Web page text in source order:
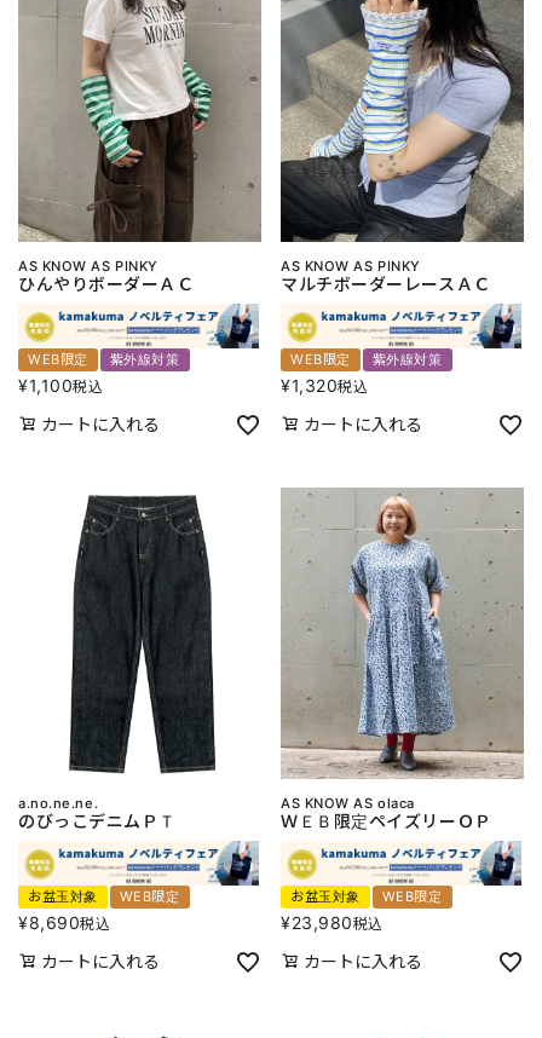
AS KNOW AS PINKY
ひんやりボーダーＡＣ
WEB限定 紫外線対策
¥1,100税込
カートに入れる
AS KNOW AS PINKY
マルチボーダーレースＡＣ
WEB限定 紫外線対策
¥1,320税込
カートに入れる
a.no.ne.ne.
のびっこデニムＰＴ
お盆玉対象 WEB限定
¥8,690税込
カートに入れる
AS KNOW AS olaca
ＷＥＢ限定ペイズリーＯＰ
お盆玉対象 WEB限定
¥23,980税込
カートに入れる